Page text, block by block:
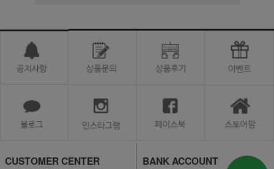
CUSTOMER CENTER BANK ACCOUNT